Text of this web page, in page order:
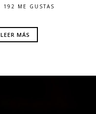
192 ME GUSTAS
LEER MÁS